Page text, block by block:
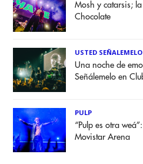
Mosh y catarsis;
Chocolate
USTED SEÑALEMELO
Una noche de
Señálemelo en
PULP
“Pulp es otra
Movistar Arena